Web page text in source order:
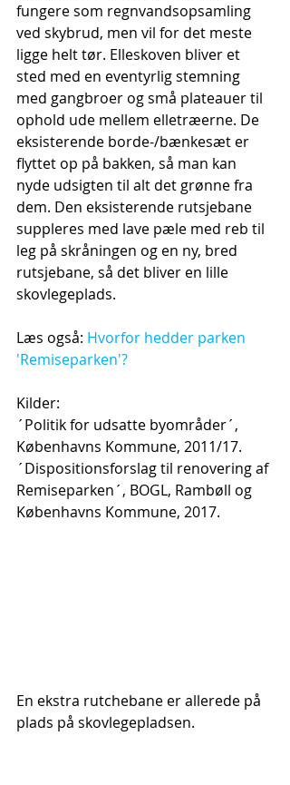
fungere som regnvandsopsamling
ved skybrud, men vil for det meste
ligge helt tør. Elleskoven bliver et
sted med en eventyrlig stemning
med gangbroer og små plateauer til
ophold ude mellem elletræerne. De
eksisterende borde-/bænkesæt er
flyttet op på bakken, så man kan
nyde udsigten til alt det grønne fra
dem. Den eksisterende rutsjebane
suppleres med lave pæle med reb til
leg på skråningen og en ny, bred
rutsjebane, så det bliver en lille
skovlegeplads.
Læs også: Hvorfor hedder parken
'Remiseparken'?
Kilder:
´Politik for udsatte byområder´,
Københavns Kommune, 2011/17.
´Dispositionsforslag til renovering af
Remiseparken´, BOGL, Rambøll og
Københavns Kommune, 2017.
En ekstra rutchebane er allerede på
plads på skovlegepladsen.